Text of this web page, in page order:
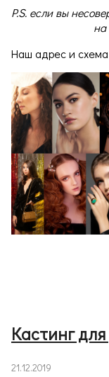
P.S. если вы
на
Наш адрес и схема
Кастинг
21.12.2019